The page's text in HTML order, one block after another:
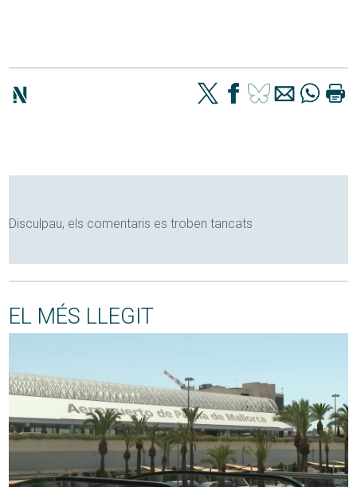
Disculpau, els comentaris es troben tancats
EL MÉS LLEGIT